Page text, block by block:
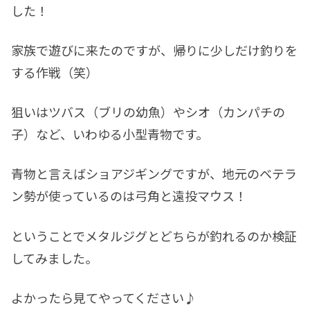
した！
家族で遊びに来たのですが、帰りに少しだけ釣りを
する作戦（笑）
狙いはツバス（ブリの幼魚）やシオ（カンパチの
子）など、いわゆる小型青物です。
青物と言えばショアジギングですが、地元のベテラ
ン勢が使っているのは弓角と遠投マウス！
ということでメタルジグとどちらが釣れるのか検証
してみました。
よかったら見てやってください♪